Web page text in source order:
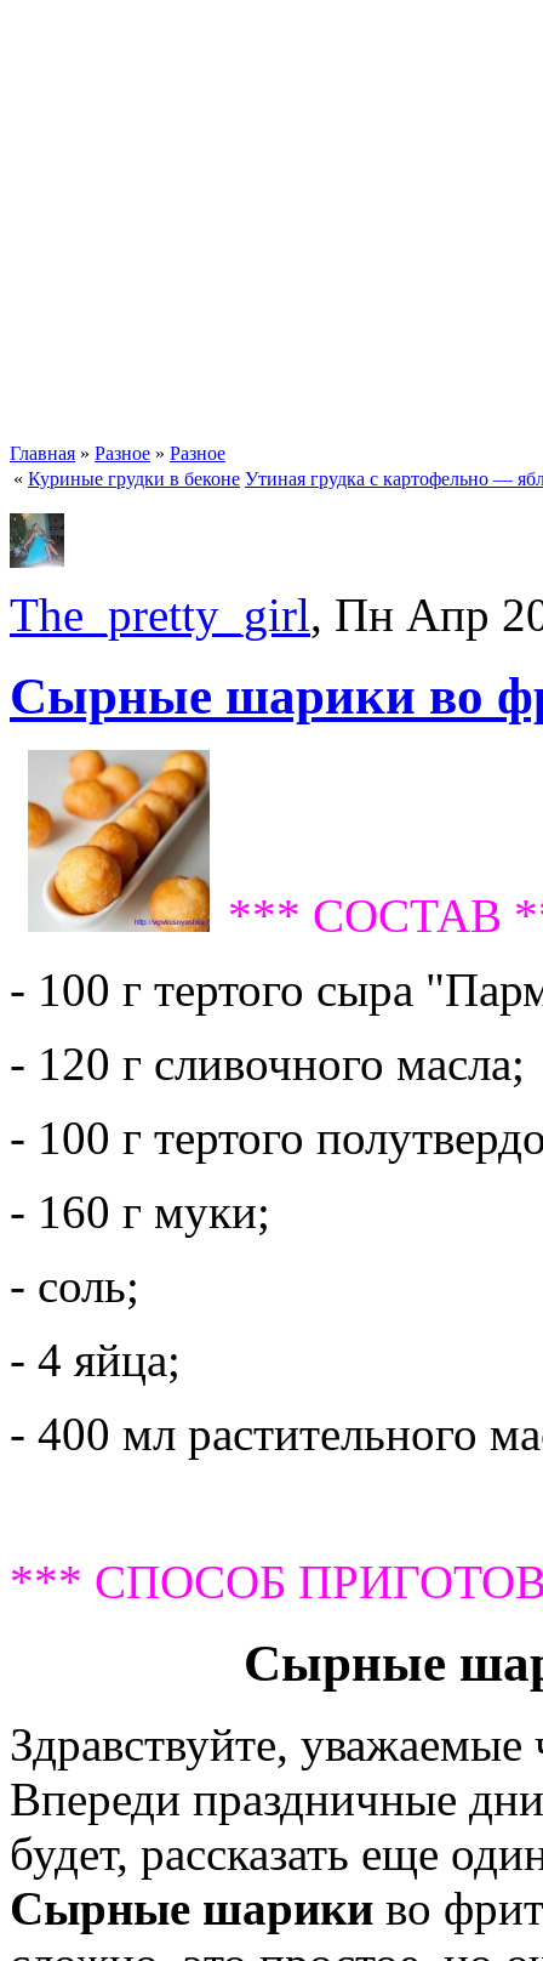
Главная » Разное » Разное
« Куриные грудки в беконе Утиная грудка с картофельно —
The_pretty_girl, Пн Апр
Сырные шарики во
*** СОСТАВ
- 100 г тертого сыра
- 120 г сливочного масла;
- 100 г тертого
- 160 г муки;
- соль;
- 4 яйца;
- 400 мл растительного
*** СПОСОБ
Сырные
Здравствуйте, уважаемые
Впереди праздничные
будет, рассказать еще
Сырные шарики во